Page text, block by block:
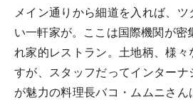
メイン通りから細道を入れば、ツ
い一軒家が。ここは国際機関が密
れ家的レストラン。土地柄、様々
すが、スタッフだってインター
が魅力の料理長バコ・ムムニさ